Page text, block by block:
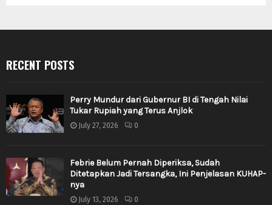
RECENT POSTS
Perry Mundur dari Gubernur BI di Tengah Nilai
Tukar Rupiah yang Terus Anjlok
July 27, 2026 0
Febrie Belum Pernah Diperiksa, Sudah
Ditetapkan Jadi Tersangka, Ini Penjelasan KUHAP-
nya
July 13, 2026 0